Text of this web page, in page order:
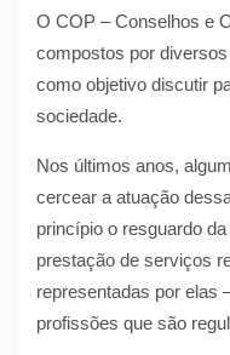
O COP – Conselhos e
compostos por
como objetivo discutir
sociedade.
Nos últimos anos,
cercear a atuação
princípio o resguardo
prestação de serviços
representadas por elas
profissões que são